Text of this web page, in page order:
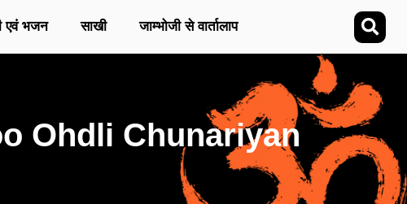
एवं भजन साखी जाम्भोजी से वार्तालाप
Ohdli Chunariyan